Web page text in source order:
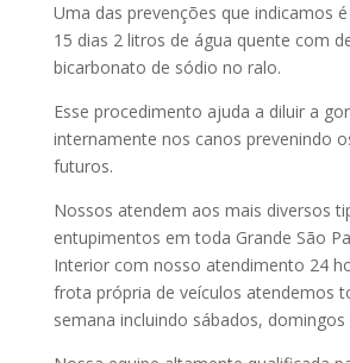
Uma das prevenções que indicamos
15 dias 2 litros de água quente com
bicarbonato de sódio no ralo.
Esse procedimento ajuda a diluir a
internamente nos canos prevenindo
futuros.
Nossos atendem aos mais diversos
entupimentos em toda Grande São
Interior com nosso atendimento 24
frota própria de veículos atendemos
semana incluindo sábados, domingos